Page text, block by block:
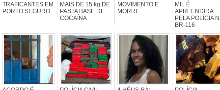
TRAFICANTES EM
PORTO SEGURO
MAIS DE 15 kg DE
PASTA BASE DE
COCAÍNA
MOVIMENTO E
MORRE
MIL É
APREENDIDA
PELA POLÍCIA
BR-116